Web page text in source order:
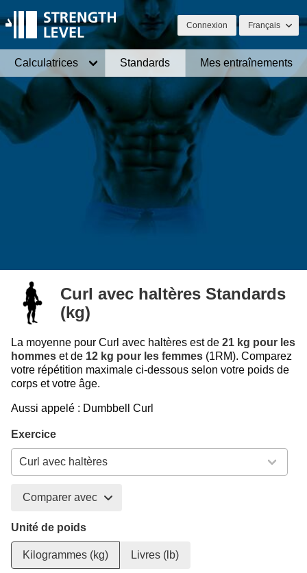
Connexion Français
Calculatrices Standards Mes entraînements
Curl avec haltères Standards
(kg)
La moyenne pour Curl avec haltères est de 21 kg pour les
hommes et de 12 kg pour les femmes (1RM). Comparez
votre répétition maximale ci-dessous selon votre poids de
corps et votre âge.
Aussi appelé : Dumbbell Curl
Exercice
Comparer avec
Unité de poids
Kilogrammes (kg) Livres (lb)